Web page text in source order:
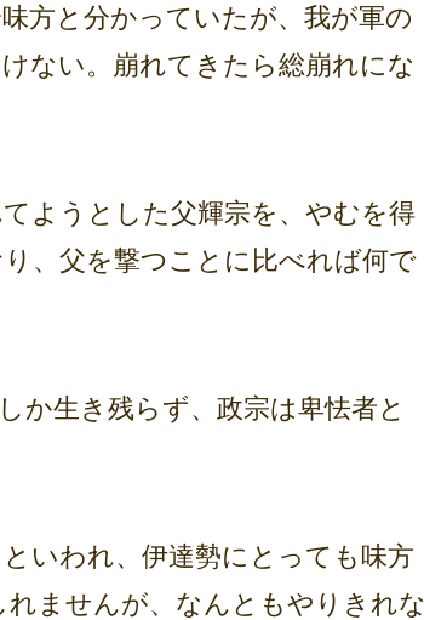
方と分かっていたが、我が軍の
ない。崩れてきたら総崩れにな
ようとした父輝宗を、やむを得
、父を撃つことに比べれば何で
か生き残らず、政宗は卑怯者と
いわれ、伊達勢にとっても味方
ませんが、なんともやりきれな